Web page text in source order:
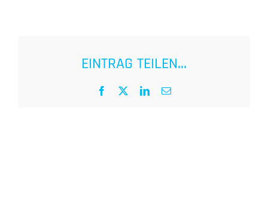
EINTRAG TEILEN...
Facebook LinkedIn
E-